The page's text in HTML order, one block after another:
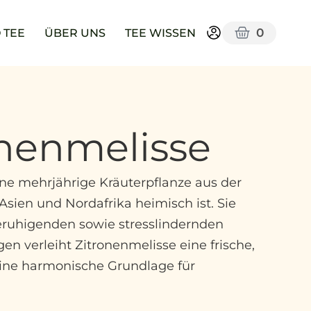
TEE ÜBER UNS TEE WISSEN 0
mehrjährige Kräuterpflanze aus der
und Nordafrika heimisch ist. Sie
sowie stresslindernden
verleiht Zitronenmelisse eine frische,
harmonische Grundlage für